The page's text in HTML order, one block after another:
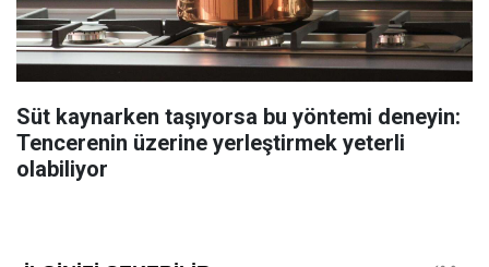
Süt kaynarken taşıyorsa bu yöntemi deneyin:
Tencerenin üzerine yerleştirmek yeterli
olabiliyor